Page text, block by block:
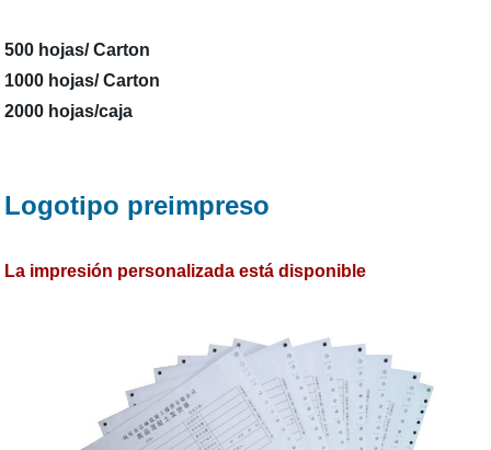
500 hojas/ Carton
1000 hojas/ Carton
2000 hojas/caja
Logotipo preimpreso
La impresión personalizada está disponible